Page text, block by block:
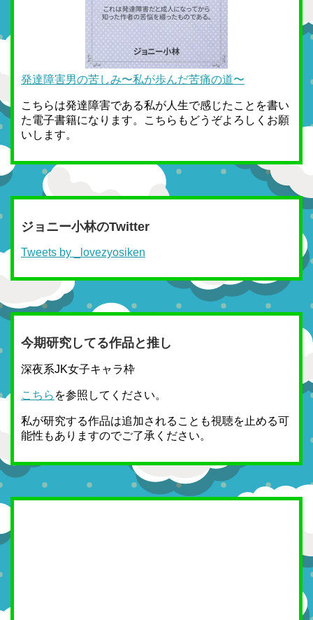
発達障害男の苦しみ〜私が歩んだ苦痛の道〜
こちらは発達障害である私が人生で感じたことを書い
た電子書籍になります。こちらもどうぞよろしくお願
いします。
ジョニー小林のTwitter
Tweets by _lovezyosiken
今期研究してる作品と推し
深夜系JK女子キャラ枠
こちら を参照してください。
私が研究する作品は追加されることも視聴を止める可
能性もありますのでご了承ください。